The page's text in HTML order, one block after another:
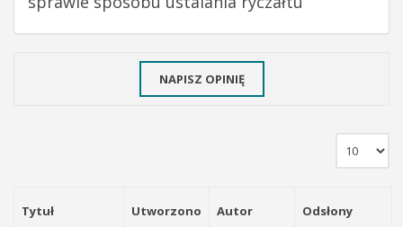
NAPISZ OPINIĘ
Tytuł Utworzono Autor Odsłony